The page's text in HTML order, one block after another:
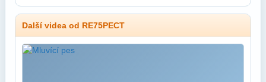
Další videa od RE75PECT